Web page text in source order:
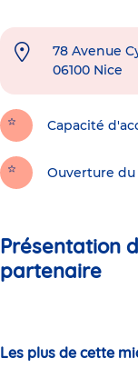
78 Avenue
06100 Nice
Capacité
Ouverture
Présentation
partenaire
Les plus de cette